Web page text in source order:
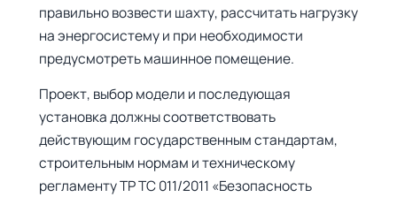
правильно возвести шахту, рассчитать нагрузку
на энергосистему и при необходимости
предусмотреть машинное помещение.
Проект, выбор модели и последующая
установка должны соответствовать
действующим государственным стандартам,
строительным нормам и техническому
регламенту ТР ТС 011/2011 «Безопасность